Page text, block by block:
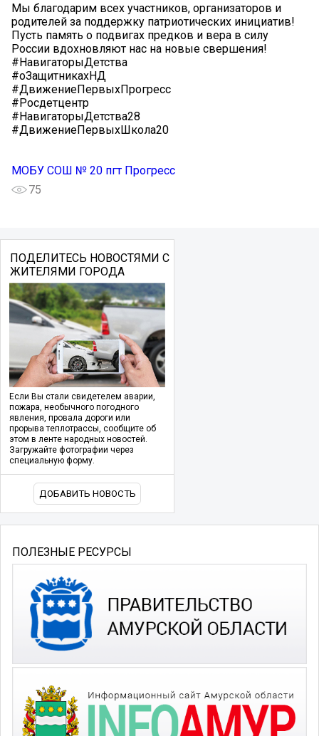
Мы благодарим всех участников, организаторов и
родителей за поддержку патриотических инициатив!
Пусть память о подвигах предков и вера в силу
России вдохновляют нас на новые свершения!
#НавигаторыДетства
#оЗащитникахНД
#ДвижениеПервыхПрогресс
#Росдетцентр
#НавигаторыДетства28
#ДвижениеПервыхШкола20
МОБУ СОШ № 20 пгт Прогресс
75
ПОДЕЛИТЕСЬ НОВОСТЯМИ С
ЖИТЕЛЯМИ ГОРОДА
Если Вы стали свидетелем аварии,
пожара, необычного погодного
явления, провала дороги или
прорыва теплотрассы, сообщите об
этом в ленте народных новостей.
Загружайте фотографии через
специальную форму.
ДОБАВИТЬ НОВОСТЬ
ПОЛЕЗНЫЕ РЕСУРСЫ